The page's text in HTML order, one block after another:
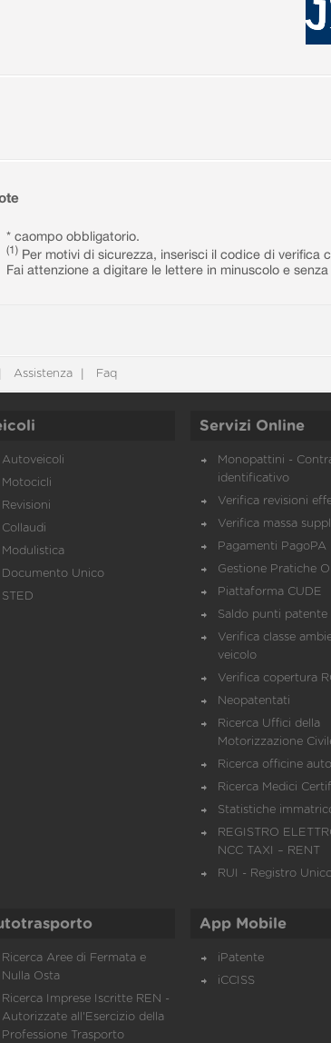
* caompo obbligatorio.
(1) Per motivi di sicurezza, inserisci il codice di verifica
Fai attenzione a digitare le lettere in minuscolo e senza
Assistenza Faq
Autoveicoli
Motocicli
Revisioni
Collaudi
Modulistica
Documento Unico
STED
Servizi Online
Monopattini -
identificativo
Verifica revisioni
Verifica massa
Pagamenti PagoPA
Gestione Pratiche
Piattaforma CUDE
Saldo punti patente
Verifica classe
veicolo
Verifica copertura
Neopatentati
Ricerca Uffici della
Motorizzazione
Ricerca officine
Ricerca Medici
Statistiche
REGISTRO
NCC TAXI – RENT
RUI - Registro
Ricerca Aree di Fermata e
Nulla Osta
Ricerca Imprese Iscritte REN -
Autorizzate all'Esercizio della
Professione Trasporto
App Mobile
iPatente
iCCISS